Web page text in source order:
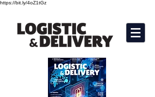
https://bit.ly/4oZ1tGz